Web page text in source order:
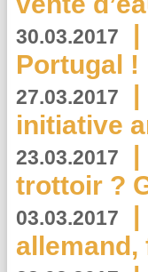
30.03.2017 |
Portugal !
27.03.2017 |
initiative
23.03.2017 |
trottoir ?
03.03.2017 |